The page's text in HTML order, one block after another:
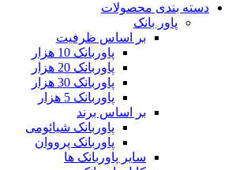
دسته بندی محصولات
پاور بانک
بر اساس ظرفیت
پاوربانک 10 هزار
پاوربانک 20 هزار
پاوربانک 30 هزار
پاوربانک 5 هزار
بر اساس برند
پاوربانک شیائومی
پاوربانک پرووان
سایر پاوربانک ها